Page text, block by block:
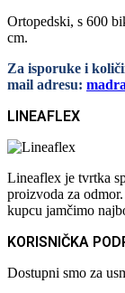
Ortopedski, s 600
cm.
Za isporuke i
mail adresu:
LINEAFLEX
Lineaflex je tvrtka
proizvoda za
kupcu jamčimo
KORISNIČKA
Dostupni smo za